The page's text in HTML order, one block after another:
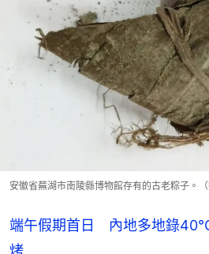
安徽省蕪湖市南陵縣博物館存有的古老粽子。（
端午假期首日 內地多地錄